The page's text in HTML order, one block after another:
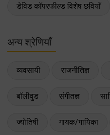
डेविड कॉपरफील्ड विशेष छवियाँ
अन्य श्रेणियाँ
व्यवसायी राजनीतिज्ञ
बॉलीवुड संगीतज्ञ
ज्योतिषी गायक/गायिका